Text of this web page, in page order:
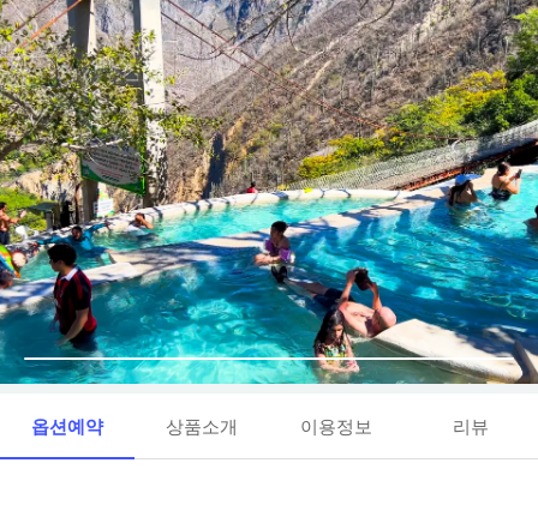
옵션예약 상품소개 이용정보 리뷰